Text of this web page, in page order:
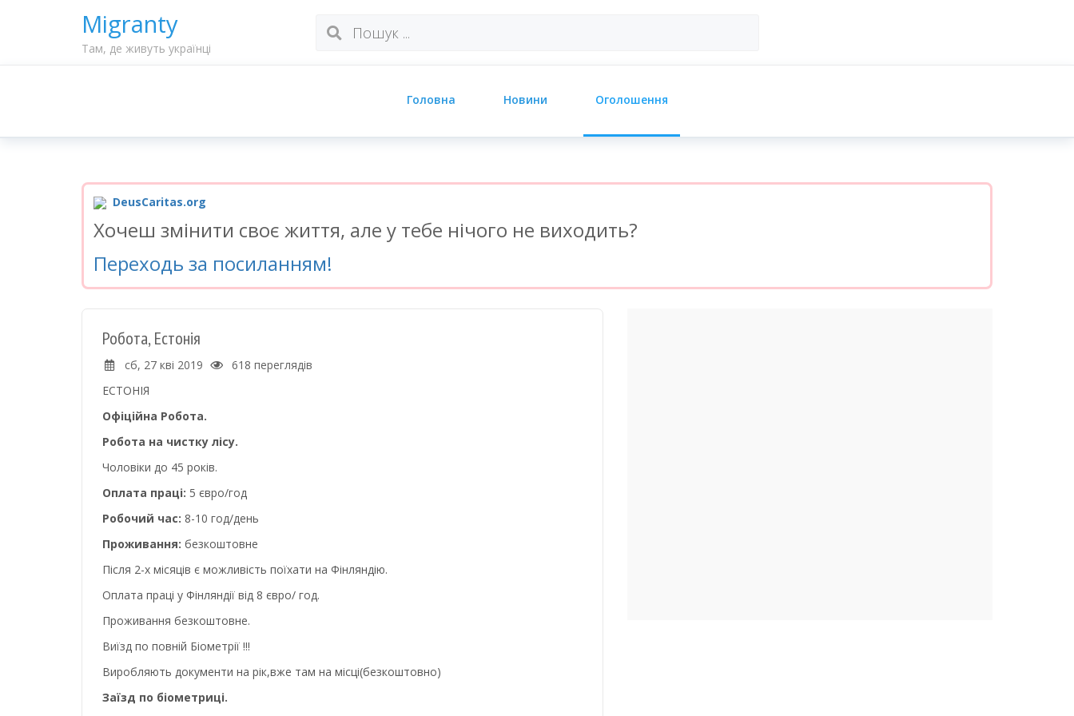
Migranty
Там, де живуть українці
Головна Новини Оголошення
DeusCaritas.org
Хочеш змінити своє життя, але у тебе нічого не виходить?
Переходь за посиланням!
Робота, Естонія
сб, 27 кві 2019
618 переглядів
ЕСТОНІЯ
Офіційна Робота.
Робота на чистку лісу.
Чоловіки до 45 років.
Оплата праці: 5 євро/год
Робочий час: 8-10 год/день
Проживання: безкоштовне
Після 2-х місяців є можливість поїхати на Фінляндію.
Оплата праці у Фінляндії від 8 євро/ год.
Проживання безкоштовне.
Виїзд по повній Біометрії !!!
Виробляють документи на рік,вже там на місці(безкоштовно)
Заїзд по біометриці.